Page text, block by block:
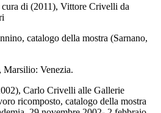
di (2011), Vittore Crivelli da
catalogo della mostra (Sarnano,
Marsilio: Venezia.
Carlo Crivelli alle Gallerie
ricomposto, catalogo della mostra